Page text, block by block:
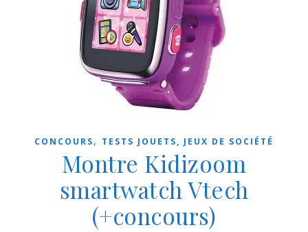
CONCOURS, TESTS JOUETS, JEUX DE SOCIÉTÉ
Montre Kidizoom
smartwatch Vtech
(+concours)